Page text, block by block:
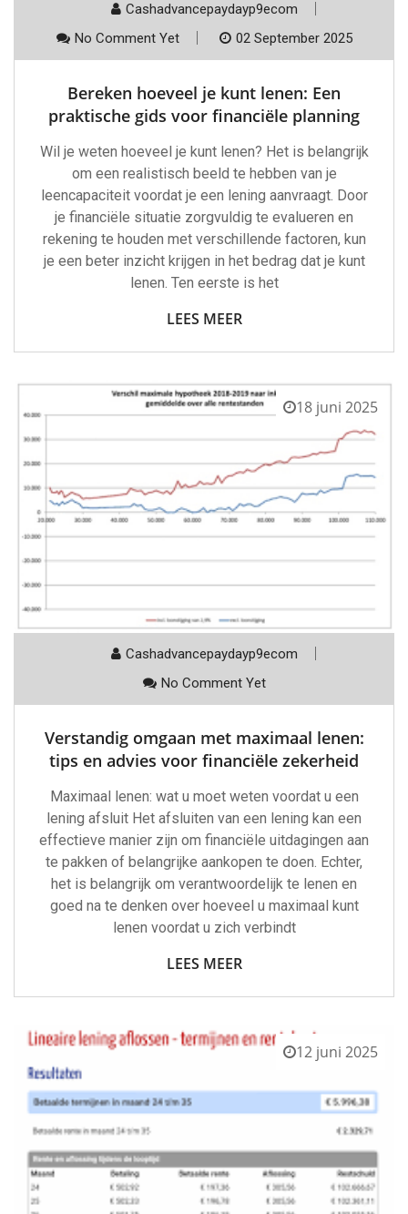
Cashadvancepaydayp9ecom
No Comment Yet
02 September 2025
Bereken hoeveel je kunt lenen: Een
praktische gids voor financiële planning
Wil je weten hoeveel je kunt lenen? Het is belangrijk
om een realistisch beeld te hebben van je
leencapaciteit voordat je een lening aanvraagt. Door
je financiële situatie zorgvuldig te evalueren en
rekening te houden met verschillende factoren, kun
je een beter inzicht krijgen in het bedrag dat je kunt
lenen. Ten eerste is het
LEES MEER
18 juni 2025
Cashadvancepaydayp9ecom
No Comment Yet
Verstandig omgaan met maximaal lenen:
tips en advies voor financiële zekerheid
Maximaal lenen: wat u moet weten voordat u een
lening afsluit Het afsluiten van een lening kan een
effectieve manier zijn om financiële uitdagingen aan
te pakken of belangrijke aankopen te doen. Echter,
het is belangrijk om verantwoordelijk te lenen en
goed na te denken over hoeveel u maximaal kunt
lenen voordat u zich verbindt
LEES MEER
12 juni 2025